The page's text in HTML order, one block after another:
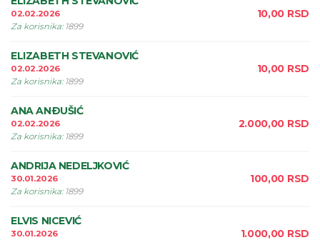
02.02.2026
Za korisnika: 1899
10,00 RSD
ELIZABETH STEVANOVIĆ
02.02.2026
Za korisnika: 1899
10,00 RSD
ANA ANÐUŠIĆ
02.02.2026
Za korisnika: 1899
2.000,00 RSD
ANDRIJA NEDELJKOVIĆ
30.01.2026
Za korisnika: 1899
100,00 RSD
ELVIS NICEVIĆ
30.01.2026
1.000,00 RSD